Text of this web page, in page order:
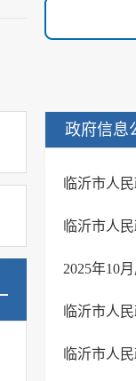
政府信息
临沂市人
临沂市人
2025年10
临沂市人
临沂市人